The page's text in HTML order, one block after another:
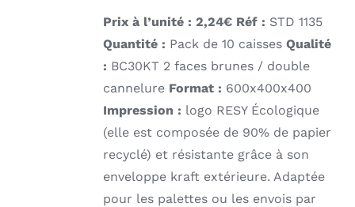
Prix à l’unité : 2,24€ Réf : STD 1135
Quantité : Pack de 10 caisses Qualité
: BC30KT 2 faces brunes / double
cannelure Format : 600x400x400
Impression : logo RESY Écologique
(elle est composée de 90% de papier
recyclé) et résistante grâce à son
enveloppe kraft extérieure. Adaptée
pour les palettes ou les envois par